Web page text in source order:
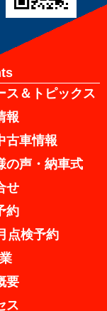
ス＆トピックス
報
古車情報
の声・納車式
せ
約
点検予約
要
ス